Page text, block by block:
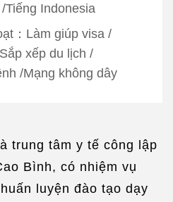
/Tiếng Indonesia
： Làm giúp visa /
Sắp xếp du lịch /
/Mạng không dây
trung tâm y tế công lập
Bình, có nhiệm vụ
luyện đào tạo dạy